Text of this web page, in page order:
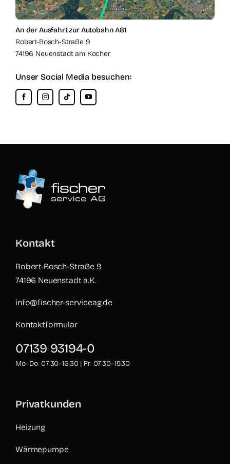
An der Ausfahrt zur Autobahn A81
Robert-Bosch-Straße 9
74196 Neuenstadt am Kocher
Unser Social Media besuchen:
Kontakt
Robert-Bosch-Straße 9
74196 Neuenstadt a.K.
info@fischer-serviceag.de
Kontaktformular
07139 93194-0
Mo–Do: 07:30–16:30 | Fr: 07:30–15:30
Privatkunden
Heizung
Wärmepumpe